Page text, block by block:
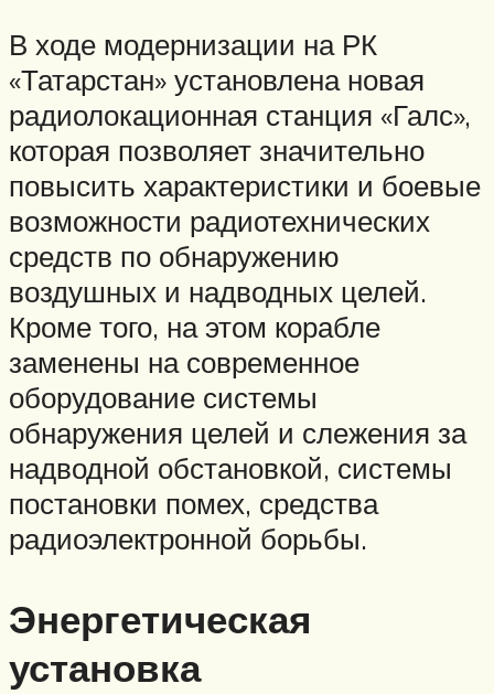
В ходе модернизации на РК
«Татарстан» установлена новая
радиолокационная станция «Галс»,
которая позволяет значительно
повысить характеристики и боевые
возможности радиотехнических
средств по обнаружению
воздушных и надводных целей.
Кроме того, на этом корабле
заменены на современное
оборудование системы
обнаружения целей и слежения за
надводной обстановкой, системы
постановки помех, средства
радиоэлектронной борьбы.
Энергетическая
установка